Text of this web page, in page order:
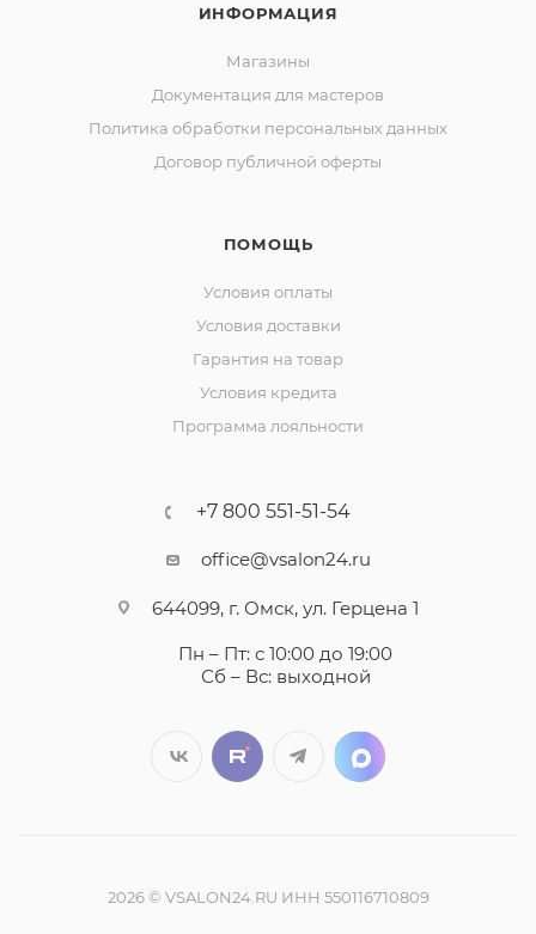
ИНФОРМАЦИЯ
Магазины
Документация для мастеров
Политика обработки персональных данных
Договор публичной оферты
ПОМОЩЬ
Условия оплаты
Условия доставки
Гарантия на товар
Условия кредита
Программа лояльности
+7 800 551-51-54
office@vsalon24.ru
644099, г. Омск, ул. Герцена 1
Пн – Пт: с 10:00 до 19:00
Сб – Вс: выходной
2026 © VSALON24.RU ИНН 550116710809